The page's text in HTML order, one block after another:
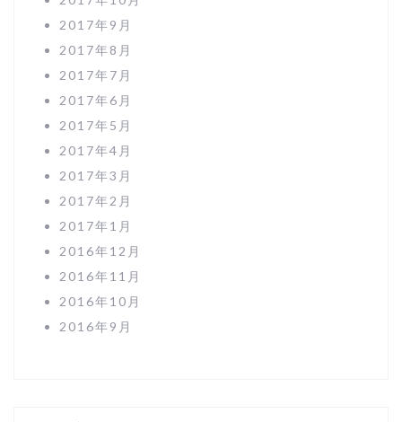
2017年9月
2017年8月
2017年7月
2017年6月
2017年5月
2017年4月
2017年3月
2017年2月
2017年1月
2016年12月
2016年11月
2016年10月
2016年9月